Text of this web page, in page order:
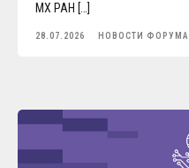
МХ РАН […]
28.07.2026 НОВОСТИ ФОРУМА